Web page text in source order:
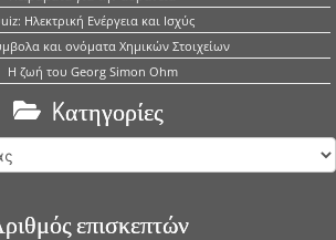
Ηλεκτρική Ενέργεια και Ισχύς
και ονόματα Χημικών Στοιχείων
Η ζωή του Georg Simon Ohm
Kατηγορίες
επισκεπτών